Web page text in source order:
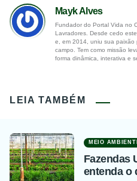
Mayk Alves
Fundador do Portal Vida no
Lavradores. Desde cedo
e, em 2014, uniu sua paixão
campo. Tem como missão
forma dinâmica, interativa e
LEIA TAMBÉM
MEIO
Fazendas
entenda o